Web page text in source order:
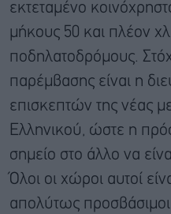
εκτεταμένο
μήκους 50 και πλέον
ποδηλατοδρόμους.
παρέμβασης είναι η
επισκεπτών της νέας
Ελληνικού, ώστε η
σημείο στο άλλο να
Όλοι οι χώροι αυτοί
απολύτως προσβάσιμοι